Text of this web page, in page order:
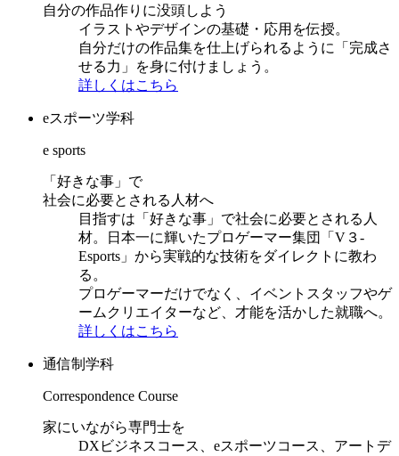
自分の作品作りに没頭しよう
イラストやデザインの基礎・応用を伝授。
自分だけの作品集を仕上げられるように「完成さ
せる力」を身に付けましょう。
詳しくはこちら
eスポーツ学科
e sports
「好きな事」で
社会に必要とされる人材へ
目指すは「好きな事」で社会に必要とされる人
材。日本一に輝いたプロゲーマー集団「V３-
Esports」から実戦的な技術をダイレクトに教わ
る。
プロゲーマーだけでなく、イベントスタッフやゲ
ームクリエイターなど、才能を活かした就職へ。
詳しくはこちら
通信制学科
Correspondence Course
家にいながら専門士を
DXビジネスコース、eスポーツコース、アートデ